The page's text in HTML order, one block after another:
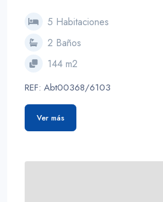
5 Habitaciones
2 Baños
144 m2
REF: Abt00368/6103
Ver más